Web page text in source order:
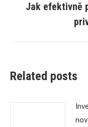
Jak efektivně
Related posts